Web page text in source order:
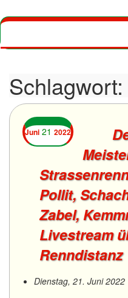
Schlagwort:
Juni 21 2022
Pollit,
Zabel,
Livestream
Renndistanz
Dienstag, 21. Juni 2022